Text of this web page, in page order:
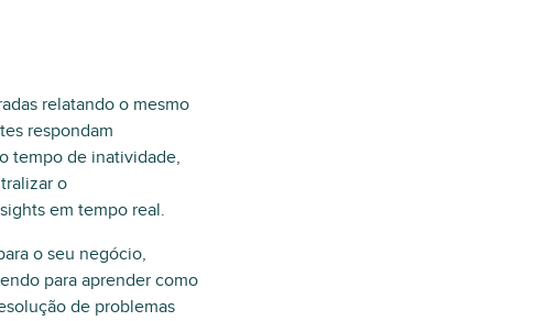
relatando o mesmo
respondam
tempo de inatividade,
o
em tempo real.
o seu negócio,
para aprender como
de problemas